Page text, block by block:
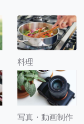
料理
写真・動画制作